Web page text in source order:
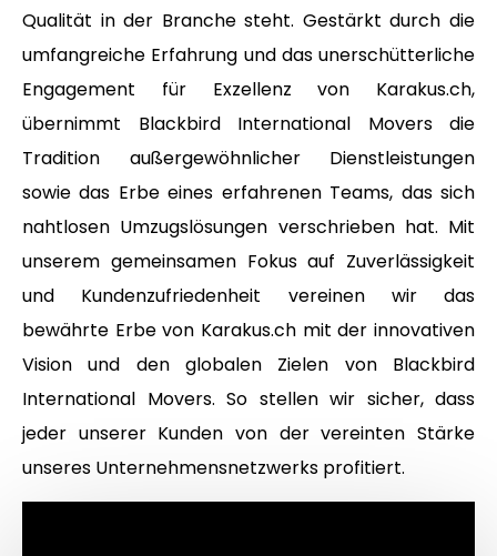
Qualität in der Branche steht. Gestärkt durch die
umfangreiche Erfahrung und das unerschütterliche
Engagement für Exzellenz von Karakus.ch,
übernimmt Blackbird International Movers die
Tradition außergewöhnlicher Dienstleistungen
sowie das Erbe eines erfahrenen Teams, das sich
nahtlosen Umzugslösungen verschrieben hat. Mit
unserem gemeinsamen Fokus auf Zuverlässigkeit
und Kundenzufriedenheit vereinen wir das
bewährte Erbe von Karakus.ch mit der innovativen
Vision und den globalen Zielen von Blackbird
International Movers. So stellen wir sicher, dass
jeder unserer Kunden von der vereinten Stärke
unseres Unternehmensnetzwerks profitiert.